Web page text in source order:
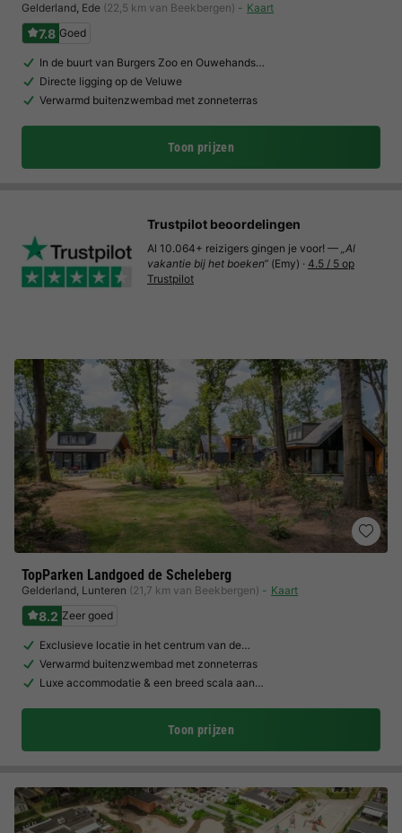
Gelderland, Ede (22,5 km van Beekbergen) Kaart
7.8 Goed
In de buurt van Burgers Zoo en Ouwehands…
Directe ligging op de Veluwe
Verwarmd buitenzwembad met zonneterras
Toon prijzen
TopParken Landgoed de Scheleberg
Gelderland, Lunteren (21,7 km van Beekbergen) Kaart
8.2 Zeer goed
Exclusieve locatie in het centrum van de…
Verwarmd buitenzwembad met zonneterras
Luxe accommodatie & een breed scala aan…
Toon prijzen
Trustpilot beoordelingen
Al 10.064+ reizigers gingen je voor! — „Al
vakantie bij het boeken“ (Emy) · 4.5 / 5 op
Trustpilot